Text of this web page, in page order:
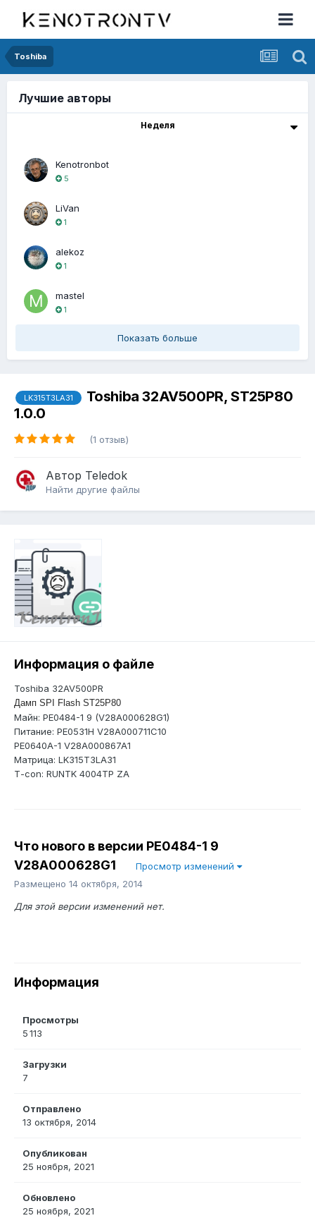
Toshiba
Лучшие авторы
Неделя
Kenotronbot
5
LiVan
1
alekoz
1
mastel
1
Показать больше
LK315T3LA31
Toshiba 32AV500PR, ST25P80
1.0.0
(1 отзыв)
Автор Teledok
Найти другие файлы
Информация о файле
Toshiba 32AV500PR
Дамп SPI Flash ST25P80
Майн: PE0484-1 9 (V28A000628G1)
Питание: PE0531H V28A000711C10
PE0640A-1 V28A000867A1
Матрица: LK315T3LA31
Т-соn: RUNTK 4004TP ZA
Что нового в версии PE0484-1 9
V28A000628G1
Просмотр изменений
Размещено 14 октября, 2014
Для этой версии изменений нет.
Информация
Просмотры
5 113
Загрузки
7
Отправлено
13 октября, 2014
Опубликован
25 ноября, 2021
Обновлено
25 ноября, 2021